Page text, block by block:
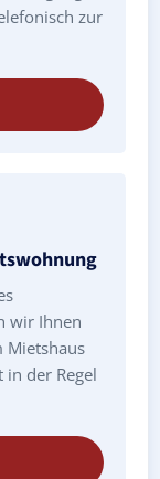
zur
wir Ihnen
Mietshaus
der Regel